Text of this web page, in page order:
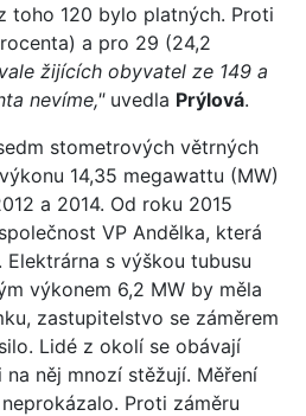
toho 120 bylo platných. Proti
a pro 29 (24,2
žijících obyvatel ze 149 a
nevíme,"uvedla Prýlová.
stometrových větrných
14,35 megawattu (MW)
a 2014. Od roku 2015
VP Andělka, která
s výškou tubusu
výkonem 6,2 MW by měla
zastupitelstvo se záměrem
Lidé z okolí se obávají
něj mnozí stěžují. Měření
Proti záměru